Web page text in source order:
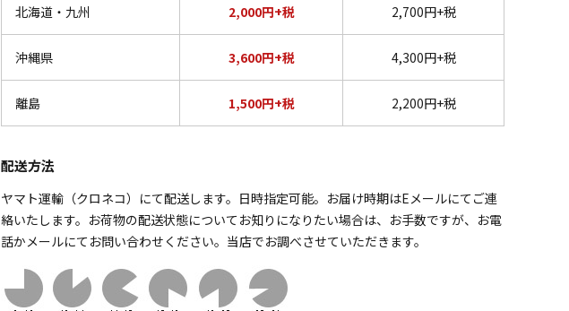
北海道・九州 2,000円+税 2,700円+税
沖縄県 3,600円+税 4,300円+税
離島 1,500円+税 2,200円+税
配送方法
ヤマト運輸（クロネコ）にて配送します。日時指定可能。お届け時期はEメールにてご連
絡いたします。お荷物の配送状態についてお知りになりたい場合は、お手数ですが、お電
話かメールにてお問い合わせください。当店でお調べさせていただきます。